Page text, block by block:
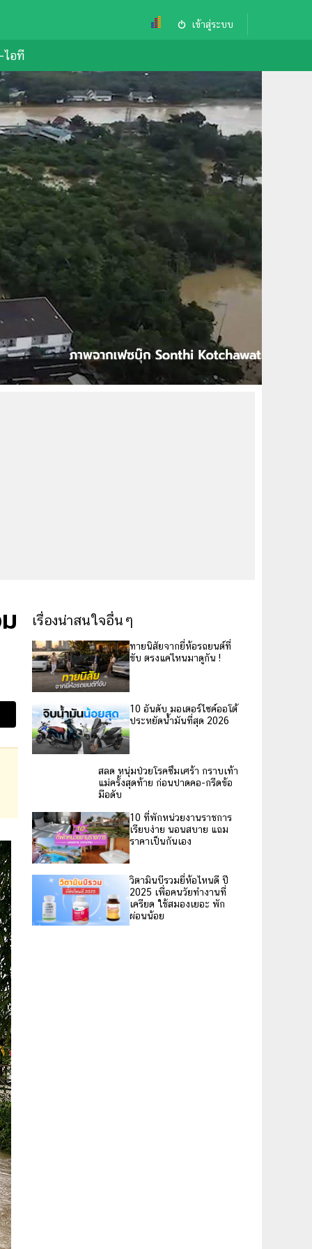
เข้าสู่ระบบ
ไอที
เรื่องน่าสนใจอื่นๆ
ทายนิสัยจากยี่ห้อรถยนต์ที่
ขับ ตรงแค่ไหนมาดูกัน !
10 อันดับ มอเตอร์ไซค์ออโต้
ประหยัดน้ำมันที่สุด 2026
สลด หนุ่มป่วยโรคซึมเศร้า กราบเท้า
แม่ครั้งสุดท้าย ก่อนปาดคอ-กรีดข้อ
มือดับ
10 ที่พักหน่วยงานราชการ
เรียบง่าย นอนสบาย แถม
ราคาเป็นกันเอง
วิตามินบีรวมยี่ห้อไหนดี ปี
2025 เพื่อคนวัยทำงานที่
เครียด ใช้สมองเยอะ พัก
ผ่อนน้อย